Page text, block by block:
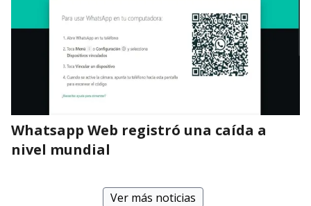
Whatsapp Web registró una caída a
nivel mundial
Ver más noticias